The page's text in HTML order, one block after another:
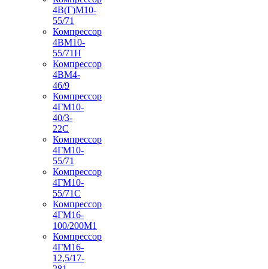
4В(Г)М10-
55/71
Компрессор
4ВМ10-
55/71Н
Компрессор
4ВМ4-
46/9
Компрессор
4ГМ10-
40/3-
22С
Компрессор
4ГМ10-
55/71
Компрессор
4ГМ10-
55/71С
Компрессор
4ГМ16-
100/200М1
Компрессор
4ГМ16-
12,5/17-